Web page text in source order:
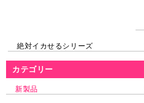
絶対イカせるシリーズ
カテゴリー
新製品